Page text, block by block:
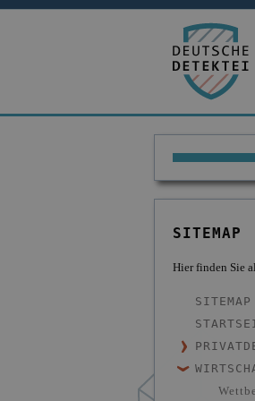
SITEMAP
Hier finden Sie
SITEMAP